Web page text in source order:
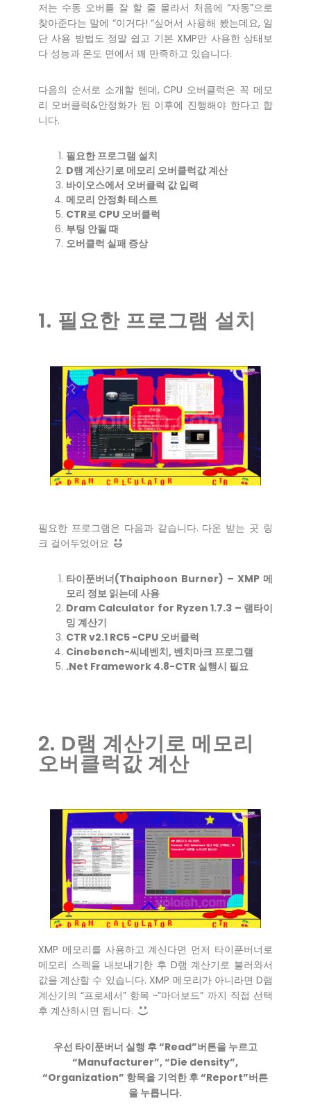
저는 수동 오버를 잘 할 줄 몰라서 처음에 “자동”으로
찾아준다는 말에 “이거다! “싶어서 사용해 봤는데요, 일
단 사용 방법도 정말 쉽고 기본 XMP만 사용한 상태보
다 성능과 온도 면에서 꽤 만족하고 있습니다.
다음의 순서로 소개할 텐데, CPU 오버클럭은 꼭 메모
리 오버클럭&안정화가 된 이후에 진행해야 한다고 합
니다.
필요한 프로그램 설치
D램 계산기로 메모리 오버클럭값 계산
바이오스에서 오버클럭 값 입력
메모리 안정화 테스트
CTR로 CPU 오버클럭
부팅 안될 때
오버클럭 실패 증상
1. 필요한 프로그램 설치
필요한 프로그램은 다음과 같습니다. 다운 받는 곳 링
크 걸어두었어요
타이푼버너(Thaiphoon Burner) – XMP 메
모리 정보 읽는데 사용
Dram Calculator for Ryzen 1.7.3 – 램타이
밍 계산기
CTR v2.1 RC5-CPU 오버클럭
Cinebench-씨네벤치, 벤치마크 프로그램
.Net Framework 4.8-CTR 실행시 필요
2. D램 계산기로 메모리
오버클럭값 계산
XMP 메모리를 사용하고 계신다면 먼저 타이푼버너로
메모리 스펙을 내보내기한 후 D램 계산기로 불러와서
값을 계산할 수 있습니다. XMP 메모리가 아니라면 D램
계산기의 “프로세서” 항목 ~”마더보드” 까지 직접 선택
후 계산하시면 됩니다.
우선 타이푼버너 실행 후 “Read”버튼을 누르고
“Manufacturer”, “Die density”,
“Organization” 항목을 기억한 후 “Report”버튼
을 누릅니다.